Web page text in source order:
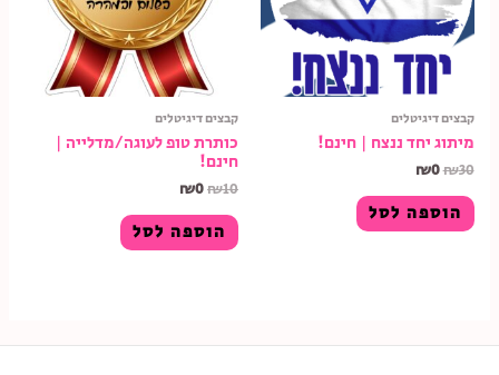
קבצים דיגיטלים
מיתוג יחד ננצח | חינם!
₪30
₪0
הוספה לסל
קבצים דיגיטלים
כותרת טופ לעוגה/מדלייה |
חינם!
₪10
₪0
הוספה לסל